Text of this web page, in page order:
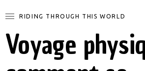
RIDING THROUGH THIS WORLD
Voyage